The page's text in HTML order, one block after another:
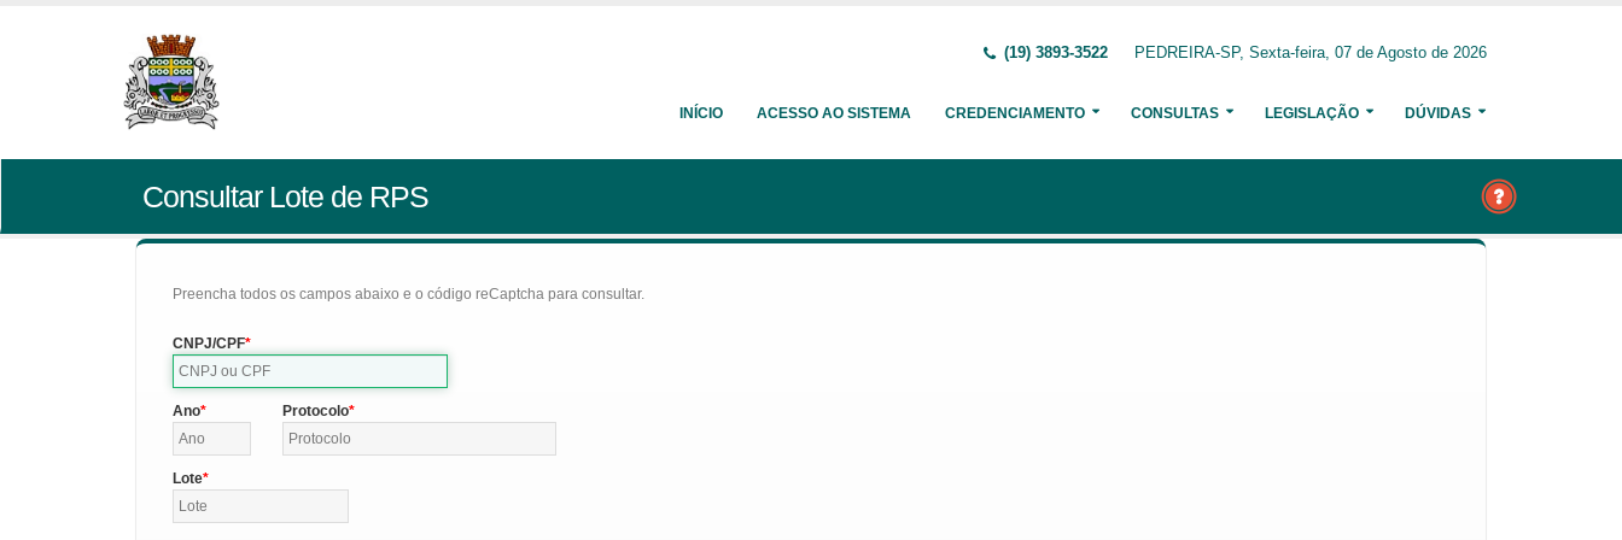
(19) 3893-3522 PEDREIRA-SP, Sexta-feira, 07 de Agosto de 2026
INÍCIO ACESSO AO SISTEMA CREDENCIAMENTO CONSULTAS LEGISLAÇÃO DÚVIDAS
Consultar Lote de RPS
Preencha todos os campos abaixo e o código reCaptcha para consultar.
CNPJ/CPF
Ano Protocolo
Lote